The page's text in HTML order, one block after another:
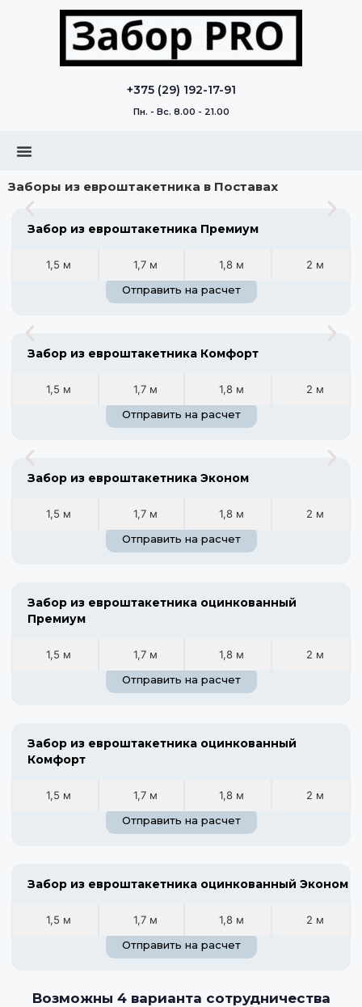
+375 (29) 192-17-91
Пн. - Вс. 8.00 - 21.00
Заборы из евроштакетника в Поставах
Забор из евроштакетника Премиум
1,5 м 1,7 м 1,8 м
2 м
Отправить на расчет
Забор из евроштакетника Комфорт
1,5 м 1,7 м 1,8 м
2 м
Отправить на расчет
Забор из евроштакетника Эконом
1,5 м 1,7 м 1,8 м
2 м
Отправить на расчет
Забор из евроштакетника оцинкованный
Премиум
1,5 м 1,7 м 1,8 м
2 м
Отправить на расчет
Забор из евроштакетника оцинкованный
Комфорт
1,5 м 1,7 м 1,8 м
2 м
Отправить на расчет
Забор из евроштакетника оцинкованный Эконом
1,5 м 1,7 м 1,8 м
2 м
Отправить на расчет
Возможны 4 варианта сотрудничества